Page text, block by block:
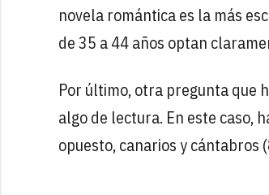
novela romántica es la más
de 35 a 44 años optan
Por último, otra pregunta que
algo de lectura. En este caso,
opuesto, canarios y cántabros